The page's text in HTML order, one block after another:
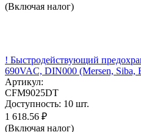
(Включая налог)
! Быстродействующий
690VAC, DIN000 (Mersen, Siba,
Артикул:
CFM9025DT
Доступность: 10 шт.
1 618.56 ₽
(Включая налог)